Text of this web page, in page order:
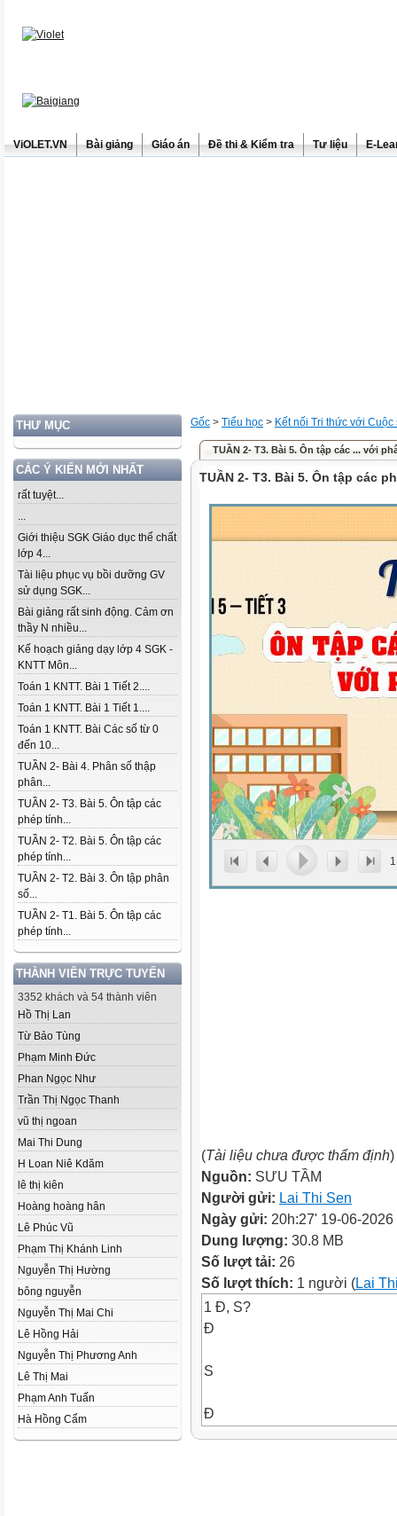
ViOLET.VN Bài giảng Giáo án Đề thi & Kiểm tra Tư liệu E-
THƯ MỤC
CÁC Ý KIẾN MỚI NHẤT
rất tuyệt...
...
Giới thiệu SGK Giáo dục thể chất
lớp 4...
Tài liệu phục vụ bồi dưỡng GV
sử dụng SGK...
Bài giảng rất sinh động. Cảm ơn
thầy N nhiều...
Kế hoạch giảng dạy lớp 4 SGK -
KNTT Môn...
Toán 1 KNTT. Bài 1 Tiết 2....
Toán 1 KNTT. Bài 1 Tiết 1....
Toán 1 KNTT. Bài Các số từ 0
đến 10...
TUẦN 2- Bài 4. Phân số thập
phân...
TUẦN 2- T3. Bài 5. Ôn tập các
phép tính...
TUẦN 2- T2. Bài 5. Ôn tập các
phép tính...
TUẦN 2- T2. Bài 3. Ôn tập phân
số...
TUẦN 2- T1. Bài 5. Ôn tập các
phép tính...
THÀNH VIÊN TRỰC TUYẾN
3352 khách và 54 thành viên
Hồ Thị Lan
Từ Bảo Tùng
Phạm Minh Đức
Phan Ngọc Như
Trần Thị Ngọc Thanh
vũ thị ngoan
Mai Thi Dung
H Loan Niê Kdăm
lê thị kiên
Hoàng hoàng hân
Lê Phúc Vũ
Phạm Thị Khánh Linh
Nguyễn Thị Hường
bông nguyễn
Nguyễn Thị Mai Chi
Lê Hồng Hải
Nguyễn Thị Phương Anh
Lê Thị Mai
Phạm Anh Tuấn
Hà Hồng Cẩm
Gốc > Tiểu học > Kết nối Tri thức với Cuộc
TUẦN 2- T3. Bài 5. Ôn tập các ... với
TUẦN 2- T3. Bài 5. Ôn tập các
1
(Tài liệu chưa được thẩm định)
Nguồn: SƯU TẦM
Người gửi: Lai Thi Sen
Ngày gửi: 20h:27' 19-06-2026
Dung lượng: 30.8 MB
Số lượt tải: 26
Số lượt thích: 1 người (Lai
1 Đ, S?
Đ
S
Đ